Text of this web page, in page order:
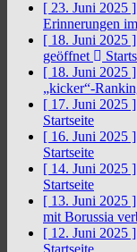
[ 23. Juni 2025 ]
Erinnerungen
[ 18. Juni 2025 ]
geöffnet
[ 18. Juni 2025 ]
„kicker“-
[ 17. Juni 2025 ]
Startseite
[ 16. Juni 2025 ]
Startseite
[ 14. Juni 2025 ]
Startseite
[ 13. Juni 2025 ]
mit Borussia
[ 12. Juni 2025 ]
Startseite